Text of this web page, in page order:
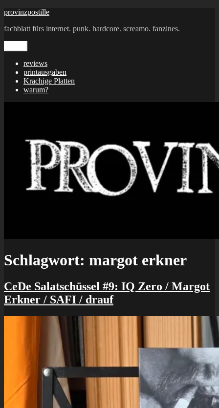
Zum
springen
provinzpostille
fachblatt fürs internet. punk. hardcore. screamo. fanzines.
reviews
printausgaben
Krachige Platten
warum?
Schlagwort: margot erkner
CeDe Salatschüssel #9: IQ Zero / Margot
Erkner / SAFI / drauf